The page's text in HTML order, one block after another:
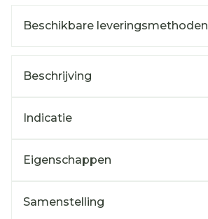
Beschikbare leveringsmethoden
Beschrijving
Indicatie
Eigenschappen
Samenstelling